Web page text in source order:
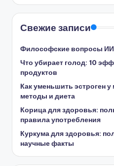
Свежие записи
Философские вопросы
Что убирает голод: 10
продуктов
Как уменьшить эстроген
методы и диета
Корица для здоровья:
правила употребления
Куркума для здоровья:
научные факты